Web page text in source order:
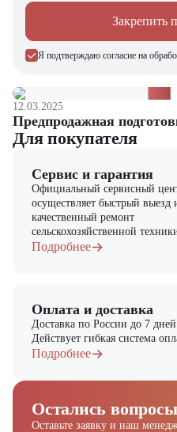
Закрепить
Я подтверждаю согласие на
12.03.2025
Предпродажная
Для покупателя
Сервис и гарантия
Официальный сервисный
осуществляет быстрый выезд
качественный ремонт
сельскохозяйственной
Подробнее
Оплата и доставка
Доставка по России до 7 дней
Действует гибкая система
Подробнее
Остались
Оставьте заявку и наш